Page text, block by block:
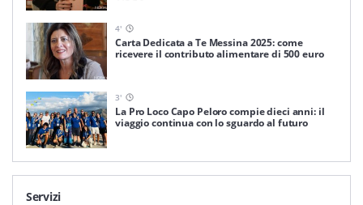
4'
Carta Dedicata a Te Messina 2025: come
ricevere il contributo alimentare di 500 euro
3'
La Pro Loco Capo Peloro compie dieci anni: il
viaggio continua con lo sguardo al futuro
Servizi